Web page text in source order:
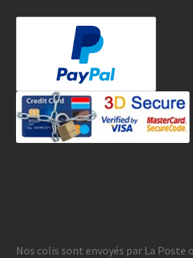
Nos colis sont envoyés par La Poste